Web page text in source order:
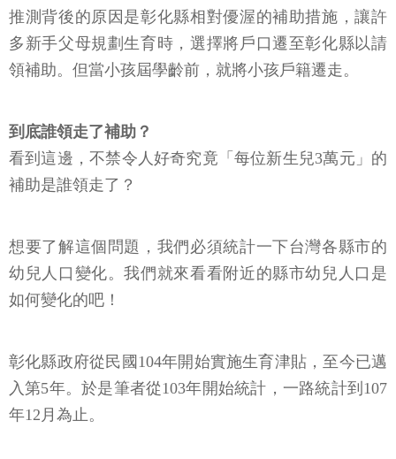
推測背後的原因是彰化縣相對優渥的補助措施，讓許
多新手父母規劃生育時，選擇將戶口遷至彰化縣以請
領補助。但當小孩屆學齡前，就將小孩戶籍遷走。
到底誰領走了補助？
看到這邊，不禁令人好奇究竟「每位新生兒3萬元」的
補助是誰領走了？
想要了解這個問題，我們必須統計一下台灣各縣市的
幼兒人口變化。我們就來看看附近的縣市幼兒人口是
如何變化的吧！
彰化縣政府從民國104年開始實施生育津貼，至今已邁
入第5年。於是筆者從103年開始統計，一路統計到107
年12月為止。